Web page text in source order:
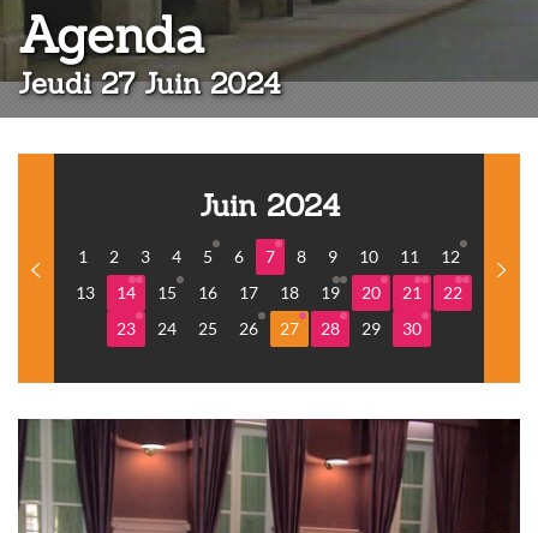
Agenda:
Jeudi 27 Juin 2024
Juin 2024
1 2 3 4 5 6 7 8 9 10 11
12
13
14 15 16 17 18 19 20 21
22
23
24 25 26 27 28 29 30